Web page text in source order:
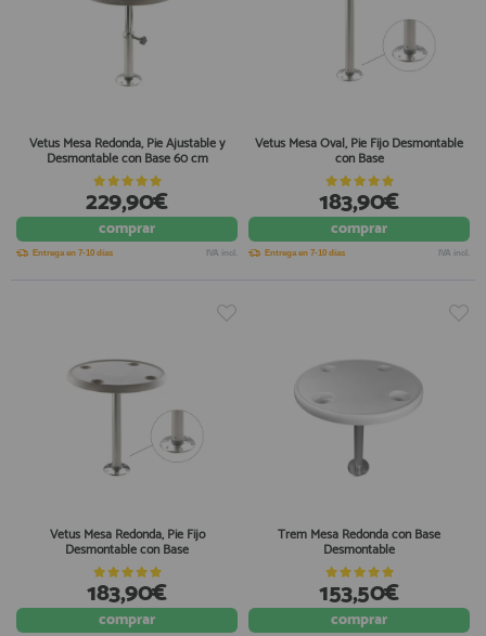
Vetus Mesa Redonda, Pie Ajustable y
Desmontable con Base 60 cm
229,90€
comprar
Entrega en 7-10 días IVA incl.
Vetus Mesa Oval, Pie Fijo Desmontable
con Base
183,90€
comprar
Entrega en 7-10 días IVA incl.
Vetus Mesa Redonda, Pie Fijo
Desmontable con Base
183,90€
comprar
Trem Mesa Redonda con Base
Desmontable
153,50€
comprar